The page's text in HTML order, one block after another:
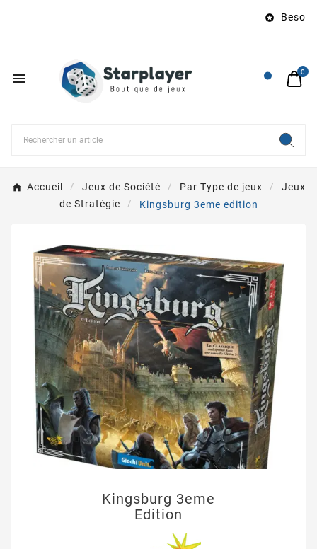
 Besoin
 0
Accueil Jeux de Société Par Type de jeux
Jeux
de Stratégie
Kingsburg 3eme edition
Kingsburg 3eme
Edition